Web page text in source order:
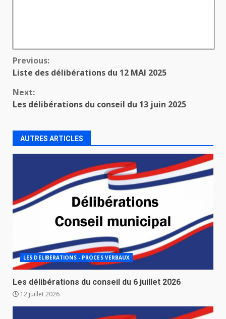
Continue
Previous:
Liste des délibérations du 12 MAI 2025
Next:
Les délibérations du conseil du 13 juin 2025
AUTRES ARTICLES
LES DELIBERATIONS - PROCES VERBAUX
Les délibérations du conseil du 6 juillet 2026
12 juillet 2026